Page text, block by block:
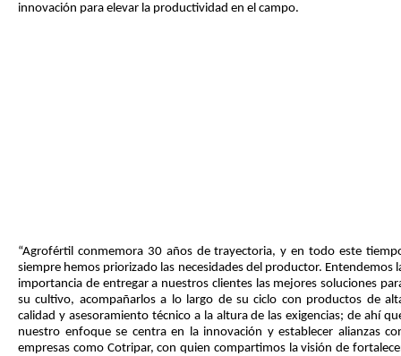
innovación para elevar la productividad en el campo.
“Agrofértil conmemora 30 años de trayectoria, y en todo este
siempre hemos priorizado las necesidades del productor. Entendemos
importancia de entregar a nuestros clientes las mejores soluciones
su cultivo, acompañarlos a lo largo de su ciclo con productos de
calidad y asesoramiento técnico a la altura de las exigencias; de ahí
nuestro enfoque se centra en la innovación y establecer alianzas
empresas como Cotripar, con quien compartimos la visión de